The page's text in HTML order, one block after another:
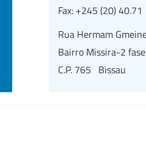
Fax: +245 (20) 40.71
Rua Hermam
Bairro Missira-2 fase
C.P. 765 Bissau